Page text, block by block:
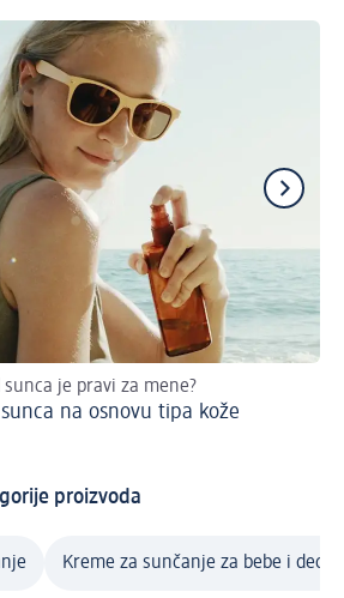
je pravi za mene?
na osnovu tipa kože
proizvoda
Kreme za sunčanje za bebe i decu